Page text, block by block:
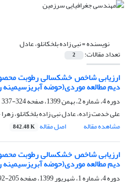
نویسنده =نبی زاده بلخکانلو، عادل
تعداد مقالات: 2
دیم مطالعه موردی(حوضه آبریزسیمینه
دوره 4، شماره 2، بهمن 1399، صفحه
324-337
علی خدمت زاده، عادل نبی زاده بلخکانلو،
مشاهده مقاله
اصل مقاله 842.48 K
دیم مطالعه موردی(حوضه آبریزسیمینه
دوره 4، شماره 1، شهریور 1399، صفحه
205-192